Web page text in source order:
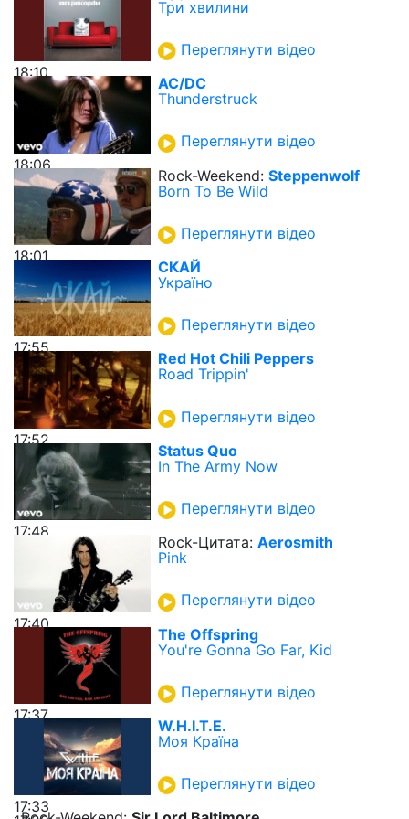
18:10
Три хвилини
Переглянути відео
18:06
AC/DC
Thunderstruck
Переглянути відео
18:01
Rock-Weekend: Steppenwolf
Born To Be Wild
Переглянути відео
17:55
СКАЙ
Україно
Переглянути відео
17:52
Red Hot Chili Peppers
Road Trippin'
Переглянути відео
17:48
Status Quo
In The Army Now
Переглянути відео
17:40
Rock-Цитата: Aerosmith
Pink
Переглянути відео
17:37
The Offspring
You're Gonna Go Far, Kid
Переглянути відео
17:33
W.H.I.T.E.
Моя Країна
Переглянути відео